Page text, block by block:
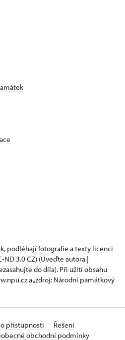
podléhají fotografie a texty licenci
ND 3.0 CZ) (Uveďte autora |
do díla). Při užití obsahu
a „zdroj: Národní památkový
přístupnosti
Řešení
obchodní podmínky